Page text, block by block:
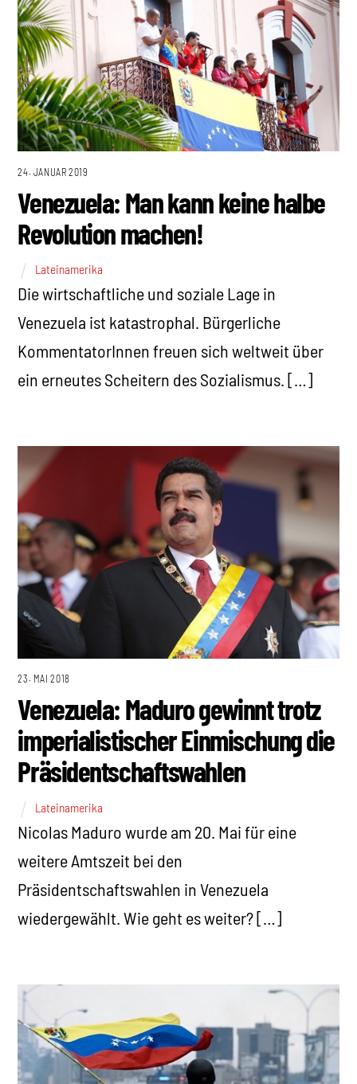
24. JANUAR 2019
Venezuela: Man kann keine halbe
Revolution machen!
Lateinamerika
Die wirtschaftliche und soziale Lage in
Venezuela ist katastrophal. Bürgerliche
KommentatorInnen freuen sich weltweit über
ein erneutes Scheitern des Sozialismus. […]
23. MAI 2018
Venezuela: Maduro gewinnt trotz
imperialistischer Einmischung die
Präsidentschaftswahlen
Lateinamerika
Nicolas Maduro wurde am 20. Mai für eine
weitere Amtszeit bei den
Präsidentschaftswahlen in Venezuela
wiedergewählt. Wie geht es weiter? […]